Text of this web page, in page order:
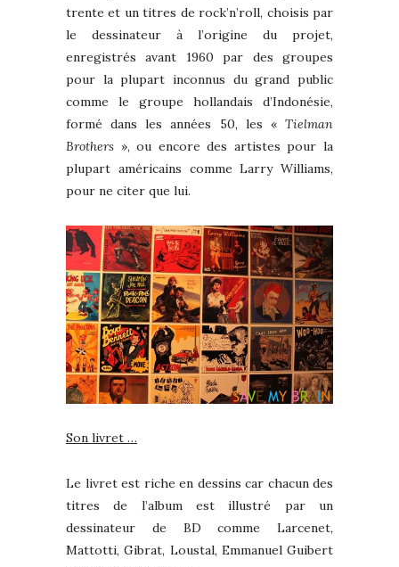
trente et un titres de rock’n’roll, choisis par
le dessinateur à l’origine du projet,
enregistrés avant 1960 par des groupes
pour la plupart inconnus du grand public
comme le groupe hollandais d’Indonésie,
formé dans les années 50, les « Tielman
Brothers », ou encore des artistes pour la
plupart américains comme Larry Williams,
pour ne citer que lui.
Son livret …
Le livret est riche en dessins car chacun des
titres de l’album est illustré par un
dessinateur de BD comme Larcenet,
Mattotti, Gibrat, Loustal, Emmanuel Guibert